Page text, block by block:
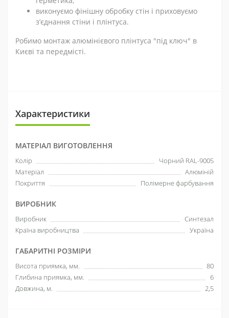
виконуємо фінішну обробку стін і приховуємо
з’єднання стіни і плінтуса.
Робимо монтаж алюмінієвого плінтуса "під ключ" в
Києві та передмісті.
Характеристики
МАТЕРІАЛ ВИГОТОВЛЕННЯ
Колір
Чорний RAL-9005
Матеріал
Алюміній
Покриття
Полімерне фарбування
ВИРОБНИК
Виробник
Синтезал
Країна виробництва
Україна
ГАБАРИТНІ РОЗМІРИ
Висота приямка, мм.
80
Глибина приямка, мм.
6
Довжина, м.
2,5